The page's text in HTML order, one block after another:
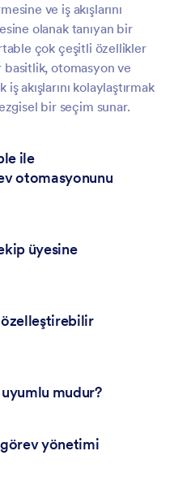
ve iş akışlarını
olanak tanıyan bir
çok çeşitli özellikler
otomasyon ve
akışlarını kolaylaştırmak
bir seçim sunar.
ile
otomasyonunu
üyesine
mudur?
yönetmenize
yönetimi